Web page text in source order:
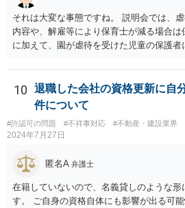
それは大変な事態ですね。 説明会では、
内容や、解雇等により保育士が減る場合
に加えて、園が虐待を受けた児童の保護
対する慰謝料の支払いをする意思がない
野に入れるとよいでしょう。その場合、
まり高額にならず弁護士費用のほうが高く
で、集団で同じ弁護士に依頼したほうが、
思います（ただし、全員分の慰謝料を園が
いくら取得するかで揉めてしまうと弁護士
ますので、そういったリスクを慎重に検討
要があります）。
10
退職した会社の資格更新に自
件について
#許認可の問題 #不祥事対応 #不動産・建設業界
2024年7月27日
匿名A 弁護士
在籍していないので、名義貸しのような
す。 ご自身の資格自体にも影響が出る可